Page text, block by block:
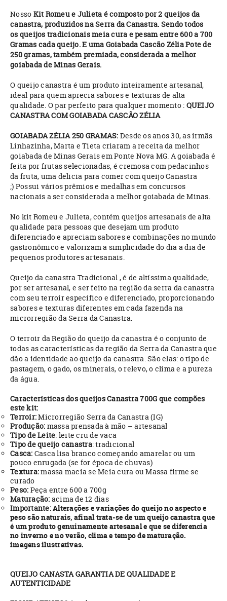
Nosso Kit Romeu e Julieta é composto por 2 queijos da
canastra, produzidos na Serra da Canastra. Sendo todos
os queijos tradicionais meia cura e pesam entre 600 a 700
Gramas cada queijo. E uma Goiabada Cascão Zélia Pote de
250 gramas, também premiada, considerada a melhor
goiabada de Minas Gerais.
O queijo canastra é um produto inteiramente artesanal,
ideal para quem aprecia sabores e texturas de alta
qualidade. O par perfeito para qualquer momento : QUEIJO
CANASTRA COM GOIABADA CASCÃO ZÉLIA
GOIABADA ZÉLIA 250 GRAMAS: Desde os anos 30, as irmãs
Linhazinha, Marta e Tieta criaram a receita da melhor
goiabada de Minas Gerais em Ponte Nova MG. A goiabada é
feita por frutas selecionadas, é cremosa com pedacinhos
da fruta, uma delicia para comer com queijo Canastra
;) Possui vários prêmios e medalhas em concursos
nacionais a ser considerada a melhor goiabada de Minas.
No kit Romeu e Julieta, contém queijos artesanais de alta
qualidade para pessoas que desejam um produto
diferenciado e apreciam sabores e combinações no mundo
gastronômico e valorizam a simplicidade do dia a dia de
pequenos produtores artesanais.
Queijo da canastra Tradicional , é de altíssima qualidade,
por ser artesanal, e ser feito na região da serra da canastra
com seu terroir específico e diferenciado, proporcionando
sabores e texturas diferentes em cada fazenda na
microrregião da Serra da Canastra.
O terroir da Região do queijo da canastra é o conjunto de
todas as características da região da Serra da Canastra que
dão a identidade ao queijo da canastra. São elas: o tipo de
pastagem, o gado, os minerais, o relevo, o clima e a pureza
da água.
Características dos queijos Canastra 700G que compões
este kit:
Terroir:Microrregião Serra da Canastra (IG)
Produção: massa prensada à mão – artesanal
Tipo de Leite: leite cru de vaca
Tipo de queijo canastra: tradicional
Casca: Casca lisa branco começando amarelar ou um
pouco enrugada (se for época de chuvas)
Textura:massa macia se Meia cura ou Massa firme se
curado
Peso: Peça entre 600 a 700g
Maturação: acima de 12 dias
Importante:Alterações e variações do queijo no aspecto e
peso são naturais, afinal trata-se de um queijo canastra que
é um produto genuinamente artesanal e que se diferencia
no inverno e no verão, clima e tempo de maturação.
imagens ilustrativas.
QUEIJO CANASTA GARANTIA DE QUALIDADE E
AUTENTICIDADE